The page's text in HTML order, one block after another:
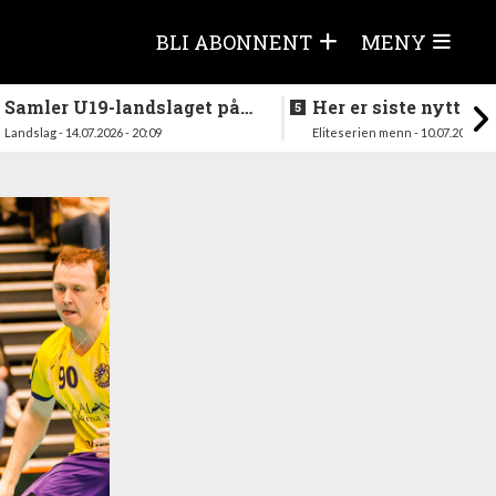
BLI ABONNENT MENY
Samler U19-landslaget på
nytt i august
Landslag - 14.07.2026 - 20:09
Her er siste nytt
season
Eliteserien menn - 10.07.2026 -